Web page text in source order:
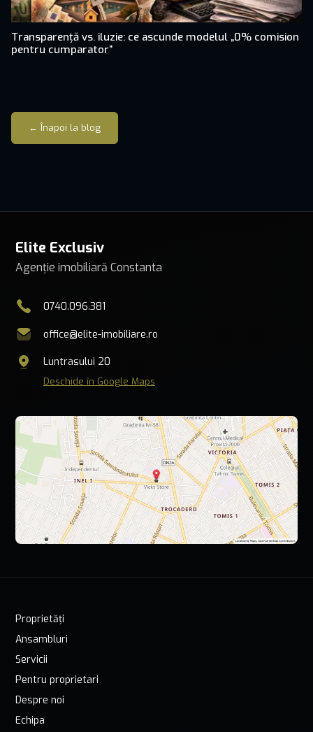
Transparență vs. iluzie: ce ascunde modelul „0% comision
pentru cumparator”
← Înapoi la blog
Elite Exclusiv
Agenție imobiliară Constanta
0740.096.381
office@elite-imobiliare.ro
Luntrasului 20
Deschide în Google Maps
Proprietăți
Ansambluri
Servicii
Pentru proprietari
Despre noi
Echipa